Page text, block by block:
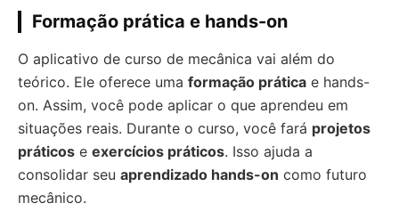
Formação prática e hands-on
O aplicativo de curso de mecânica vai além do
teórico. Ele oferece uma formação prática e hands-
on. Assim, você pode aplicar o que aprendeu em
situações reais. Durante o curso, você fará projetos
práticos e exercícios práticos. Isso ajuda a
consolidar seu aprendizado hands-on como futuro
mecânico.